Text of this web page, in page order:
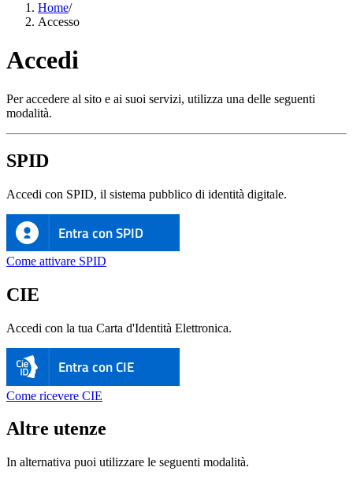
Home/
Accesso
Accedi
Per accedere al sito e ai suoi servizi, utilizza una delle seguenti
modalità.
SPID
Accedi con SPID, il sistema pubblico di identità digitale.
Entra con SPID
Come attivare SPID
CIE
Accedi con la tua Carta d'Identità Elettronica.
Entra con CIE
Come ricevere CIE
Altre utenze
In alternativa puoi utilizzare le seguenti modalità.